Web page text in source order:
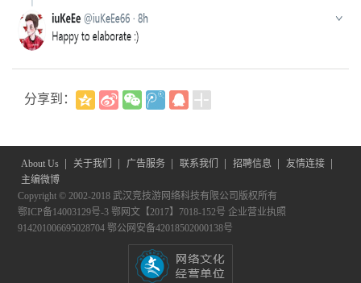
分享到：
About Us 关于我们 广告服务 联系我们 招聘信息 友情连接
主编微博
Copyright © 2002-2018 武汉竞技游网络科技有限公司版权所有
鄂ICP备14003129号-3 鄂网文【2017】7018-152号 企业营业执照
914201006695028704 鄂公网安备42018502000138号